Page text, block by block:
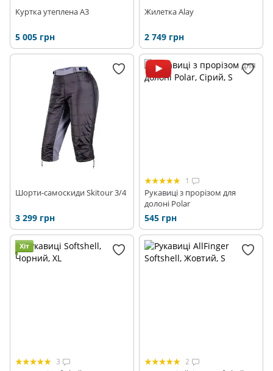
Куртка утеплена A3
5 005 грн
Жилетка Alay
2 749 грн
Шорти-самоскиди Skitour 3/4
3 299 грн
1
Рукавиці з прорізом для
долоні Polar
545 грн
Хіт
3 2